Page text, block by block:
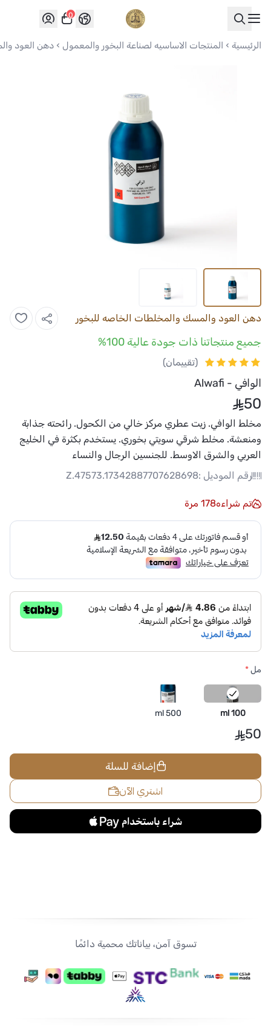
العواد للعود
0
الرئيسية المنتجات الاساسيه لصناعة البخور والمعمول دهن العود
دهن العود والمسك والمخلطات الخاصه للبخور
جميع منتجاتنا ذات جودة عالية 100%
(تقييمان)
الوافي - Alwafi
50
مخلط الوافي. زيت عطري مركز خالي من الكحول. رائحته جذابة
ومنعشة. مخلط شرقي سويتي بخوري. يستخدم بكثرة في الخليج
العربي والشرق الاوسط. للجنسين الرجال والنساء
رقم الموديل :Z.47573.17342887707628698
تم شراءه178 مرة
مل*
100 ml
500 ml
50
إضافة للسلة
اشتري الآن
تسوق آمن، بياناتك محمية دائمًا